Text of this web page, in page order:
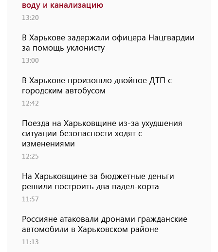
воду и канализацию
13:20
В Харькове задержали офицера Нацгвардии
за помощь уклонисту
13:00
В Харькове произошло двойное ДТП с
городским автобусом
12:42
Поезда на Харьковщине из-за ухудшения
ситуации безопасности ходят с
изменениями
12:25
На Харьковщине за бюджетные деньги
решили построить два падел-корта
11:57
Россияне атаковали дронами гражданские
автомобили в Харьковском районе
11:13